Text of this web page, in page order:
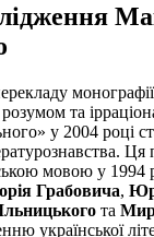
монографії
та
у 2004 році
мовою у 1994
Грабовича,
та
української